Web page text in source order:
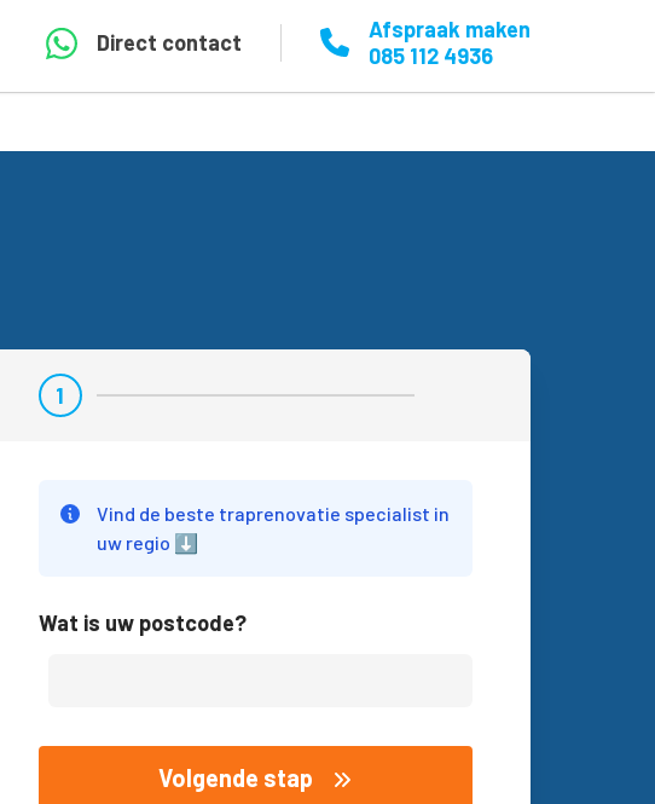
Direct contact
Afspraak maken
085 112 4936
1
Stap 1
Vind de beste traprenovatie specialist in
uw regio ⬇️
Wat is uw postcode?
Volgende stap